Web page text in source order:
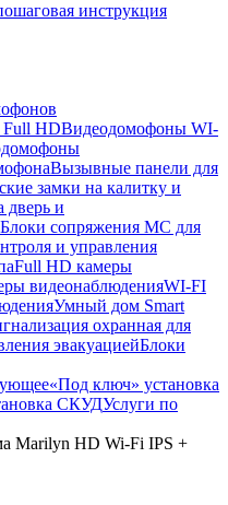
инструкция
HDВидеодомофоны WI-
Вызывные панели для
замки на калитку и
дверь и
Блоки сопряжения МС для
и управления
Full HD камеры
видеонаблюденияWI-FI
Умный дом Smart
охранная для
эвакуациейБлоки
«Под ключ» установка
СКУДУслуги по
Marilyn HD Wi-Fi IPS +